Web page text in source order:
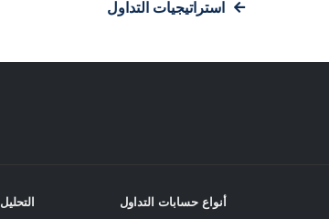
استراتيجيات التداول
أنواع حسابات التداول التحليل